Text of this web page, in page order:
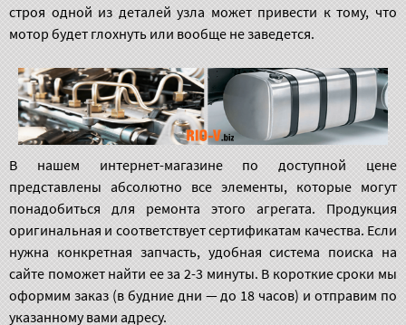
строя одной из деталей узла может привести к тому, что
мотор будет глохнуть или вообще не заведется.
В нашем интернет-магазине по доступной цене
представлены абсолютно все элементы, которые могут
понадобиться для ремонта этого агрегата. Продукция
оригинальная и соответствует сертификатам качества. Если
нужна конкретная запчасть, удобная система поиска на
сайте поможет найти ее за 2-3 минуты. В короткие сроки мы
оформим заказ (в будние дни — до 18 часов) и отправим по
указанному вами адресу.